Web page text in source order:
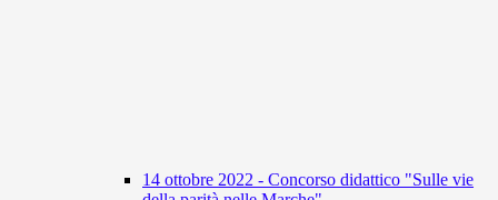
14 ottobre 2022 - Concorso didattico "Sulle vie